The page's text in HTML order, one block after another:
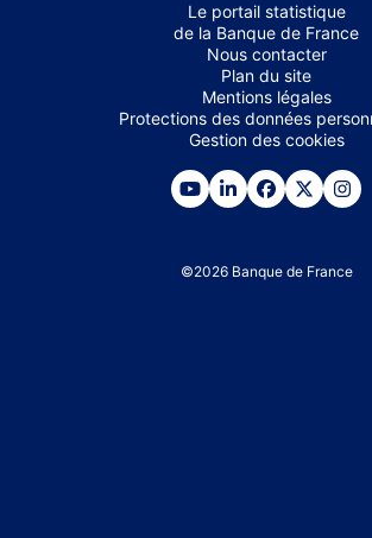
Le portail statistique
de la Banque de France
Nous contacter
Plan du site
Mentions légales
Protections des données
Gestion des cookies
©2026 Banque de France